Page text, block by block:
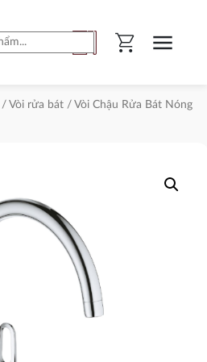
shopping_cart menu
/ Vòi rửa bát / Vòi Chậu Rửa Bát Nóng